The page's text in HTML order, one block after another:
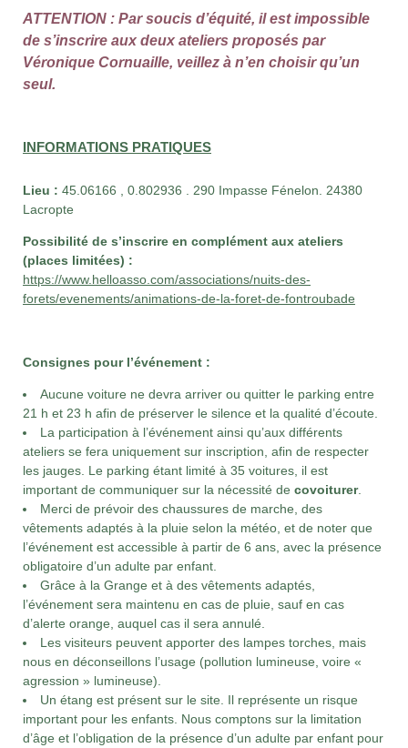
ATTENTION : Par soucis d’équité, il est impossible
de s’inscrire aux deux ateliers proposés par
Véronique Cornuaille, veillez à n’en choisir qu’un
seul.
INFORMATIONS PRATIQUES
Lieu : 45.06166 , 0.802936 . 290 Impasse Fénelon. 24380
Lacropte
Possibilité de s’inscrire en complément aux ateliers
(places limitées) :
https://www.helloasso.com/associations/nuits-des-
forets/evenements/animations-de-la-foret-de-fontroubade
Consignes pour l’événement :
Aucune voiture ne devra arriver ou quitter le parking entre
21 h et 23 h afin de préserver le silence et la qualité d’écoute.
La participation à l’événement ainsi qu’aux différents
ateliers se fera uniquement sur inscription, afin de respecter
les jauges. Le parking étant limité à 35 voitures, il est
important de communiquer sur la nécessité de covoiturer.
Merci de prévoir des chaussures de marche, des
vêtements adaptés à la pluie selon la météo, et de noter que
l’événement est accessible à partir de 6 ans, avec la présence
obligatoire d’un adulte par enfant.
Grâce à la Grange et à des vêtements adaptés,
l’événement sera maintenu en cas de pluie, sauf en cas
d’alerte orange, auquel cas il sera annulé.
Les visiteurs peuvent apporter des lampes torches, mais
nous en déconseillons l’usage (pollution lumineuse, voire «
agression » lumineuse).
Un étang est présent sur le site. Il représente un risque
important pour les enfants. Nous comptons sur la limitation
d’âge et l’obligation de la présence d’un adulte par enfant pour